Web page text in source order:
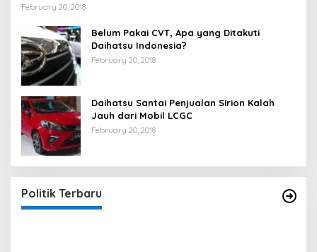
February 20, 2018
Belum Pakai CVT, Apa yang Ditakuti
Daihatsu Indonesia?
February 20, 2018
Daihatsu Santai Penjualan Sirion Kalah
Jauh dari Mobil LCGC
February 20, 2018
Politik Terbaru
Yasin
In Berita, Politik |